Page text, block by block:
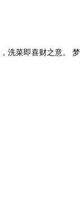
洗菜即喜财之意。 梦